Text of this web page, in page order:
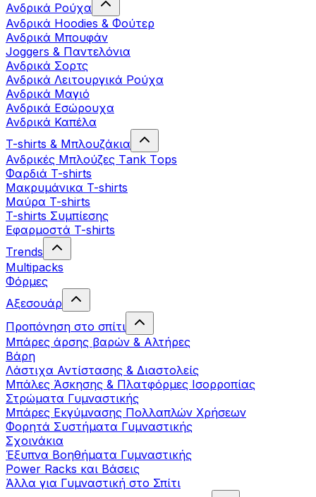
Ανδρικά Ρούχα
Ανδρικά Hoodies & Φούτερ
Ανδρικά Μπουφάν
Joggers & Παντελόνια
Ανδρικά Σορτς
Ανδρικά Λειτουργικά Ρούχα
Ανδρικά Μαγιό
Ανδρικά Εσώρουχα
Ανδρικά Καπέλα
T-shirts & Μπλουζάκια
Ανδρικές Mπλούζες Τank Τops
Φαρδιά T-shirts
Μακρυμάνικα T-shirts
Μαύρα T-shirts
T-shirts Συμπίεσης
Εφαρμοστά T-shirts
Trends
Multipacks
Φόρμες
Αξεσουάρ
Προπόνηση στο σπίτι
Μπάρες άρσης βαρών & Αλτήρες
Βάρη
Λάστιχα Αντίστασης & Διαστολείς
Μπάλες Άσκησης & Πλατφόρμες Ισορροπίας
Στρώματα Γυμναστικής
Μπάρες Εκγύμνασης Πολλαπλών Χρήσεων
Φορητά Συστήματα Γυμναστικής
Σχοινάκια
Έξυπνα Βοηθήματα Γυμναστικής
Power Racks και Βάσεις
Άλλα για Γυμναστική στο Σπίτι